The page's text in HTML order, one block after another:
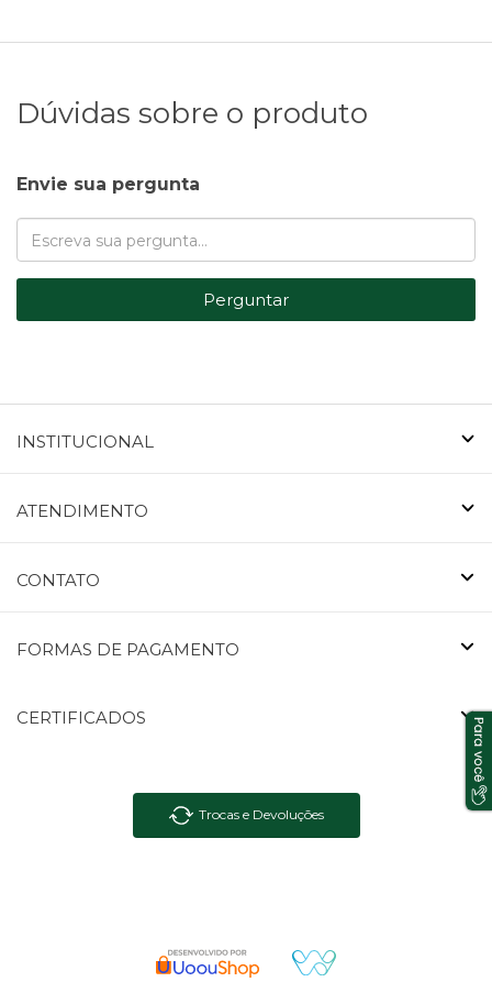
Dúvidas sobre o produto
Envie sua pergunta
Perguntar
INSTITUCIONAL
ATENDIMENTO
CONTATO
FORMAS DE PAGAMENTO
CERTIFICADOS
Trocas e Devoluções